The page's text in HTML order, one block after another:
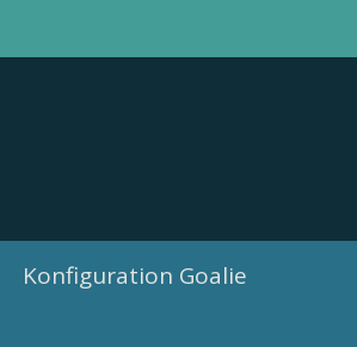
Konfiguration Goalie